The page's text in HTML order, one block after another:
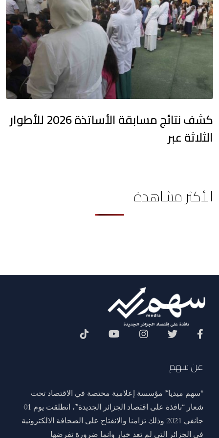
كشف نتائج مسابقة الأساتذة 2026 للأطوار
الثلاثة عبر
الأكثر مشاهدة
عن سهم
“سهم ميديا” مؤسسة إعلامية مختصة في الاقتصاد تحت
شعار “نافذة على اقتصاد الجزائر الجديدة”، انطلقت يوم 01
جانفي 2021 وذلك تزامنا والانفتاح على الصحافة الالكترونية
في الجزائر التي لم تعد خيار وانما ضرورة تفرضها